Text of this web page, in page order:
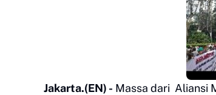
Jakarta.(EN) - Massa dari Aliansi